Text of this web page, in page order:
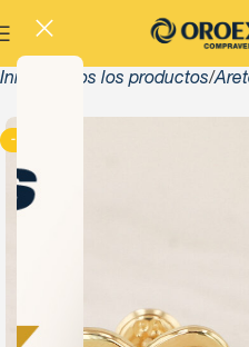
Inicio Todos los productos
-13%